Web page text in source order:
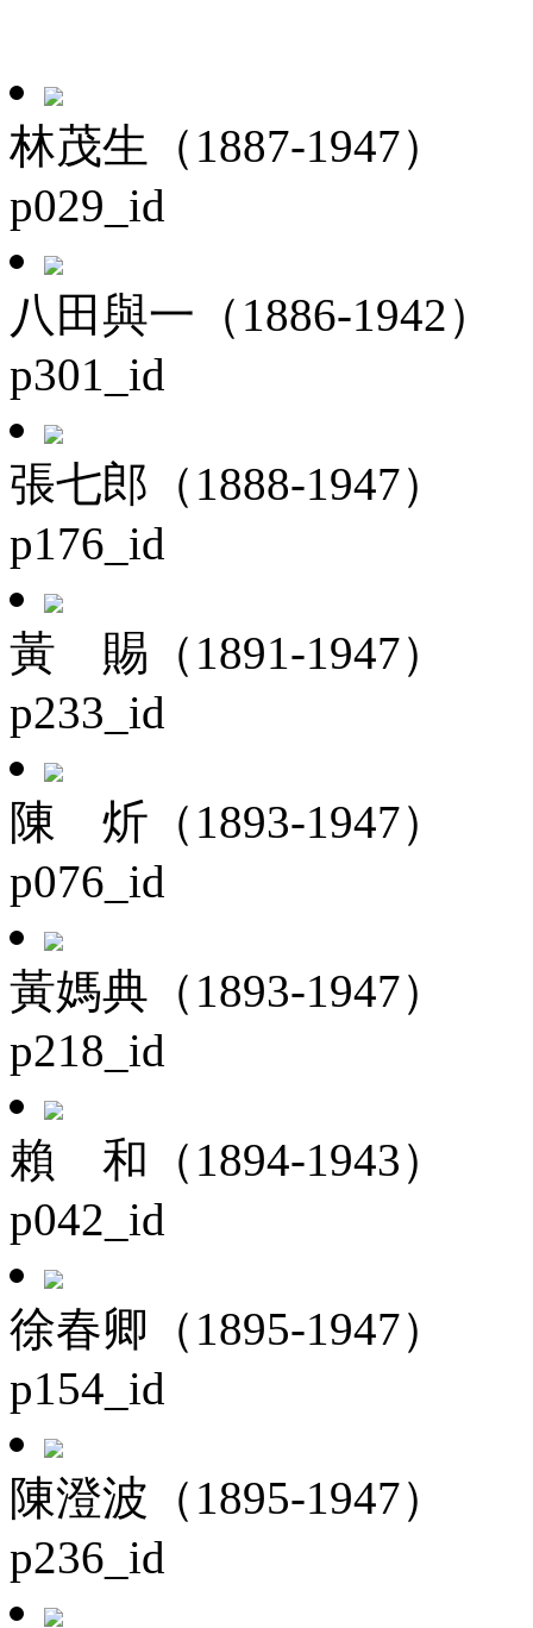
林茂生（1887-1947）
p029_id
八田與一（1886-1942）
p301_id
張七郎（1888-1947）
p176_id
黃 賜（1891-1947）
p233_id
陳 炘（1893-1947）
p076_id
黃媽典（1893-1947）
p218_id
賴 和（1894-1943）
p042_id
徐春卿（1895-1947）
p154_id
陳澄波（1895-1947）
p236_id